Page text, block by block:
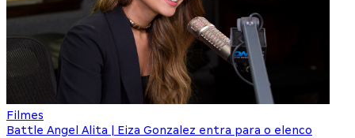
Filmes
Battle Angel Alita | Eiza Gonzalez entra para o elenco